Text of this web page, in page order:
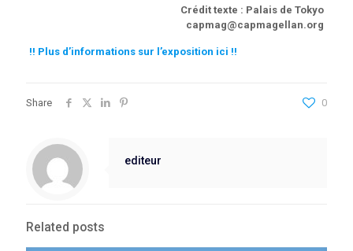
Crédit texte : Palais de Tokyo
capmag@capmagellan.org
!! Plus d’informations sur l’exposition ici !!
Share 0
editeur
Related posts